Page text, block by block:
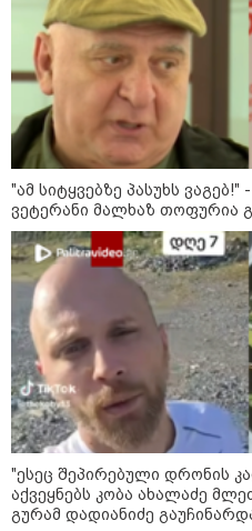
რა
"ამ სიტყვებზე პასუხს
ვეტერანი მალხაზ თოფურია
"ესეც შეპირებული დრონის
აქვეყნებს კობა ახალაძე
გურამ დადიანიძე